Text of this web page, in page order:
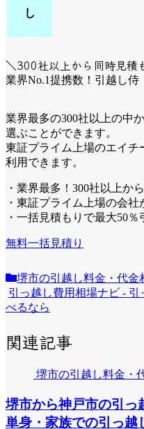
し
＼300社以上から同時見積
業界No.1提携数！引越し侍
業界最多の300社以上の中
選ぶことができます。
東証プライム上場のエイチ
利用できます。
・業界最多！300社以上か
・東証プライム上場の会
・一括見積もりで最大50
無料一括見積り
堺市の引越し料金・代金
引っ越し費用相場ナビ -
べるなら
関連記事
堺市の引越し料金・
堺市から神戸市の引っ
単身・家族での引っ越